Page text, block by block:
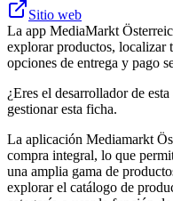
Sitio web
La app MediaMarkt
explorar productos, localizar
opciones de entrega y pago
¿Eres el desarrollador de esta
gestionar esta ficha.
La aplicación Mediamarkt
compra integral, lo que
una amplia gama de
explorar el catálogo de